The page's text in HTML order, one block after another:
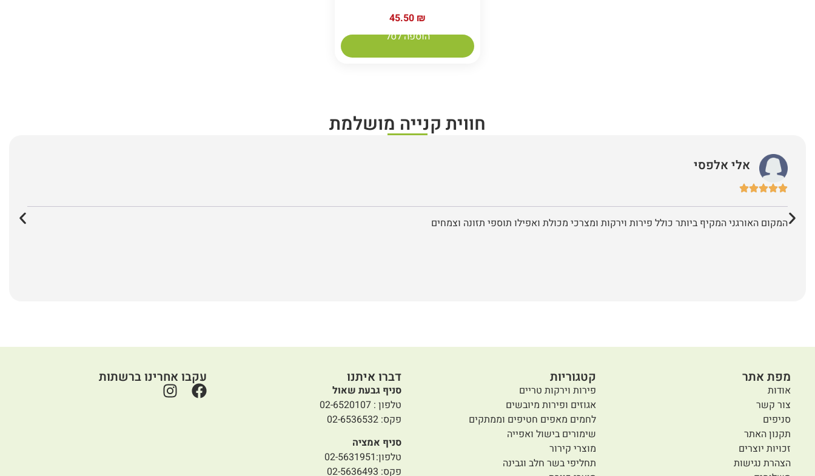
45.50 ₪
הוספה לסל
חווית קנייה מושלמת
אלי אלפסי
המקום האורגני המקיף ביותר כולל פירות וירקות ומצרכי מכולת ואפילו תוספי תזונה וצמחים
מפת אתר
אודות
צור קשר
סניפים
תקנון האתר
זכויות יוצרים
הצהרת נגישות
קטגוריות
פירות וירקות טריים
אגוזים ופירות מיובשים
לחמים מאפים חטיפים וממתקים
שימורים בישול ואפייה
מוצרי קירור
תחליפי בשר חלב וגבינה
דברו איתנו
סניף גבעת שאול
טלפון : 02-6520107
פקס: 02-6536532
סניף אמציה
טלפון:02-5631951
פקס: 02-5636493
עקבו אחרינו ברשתות